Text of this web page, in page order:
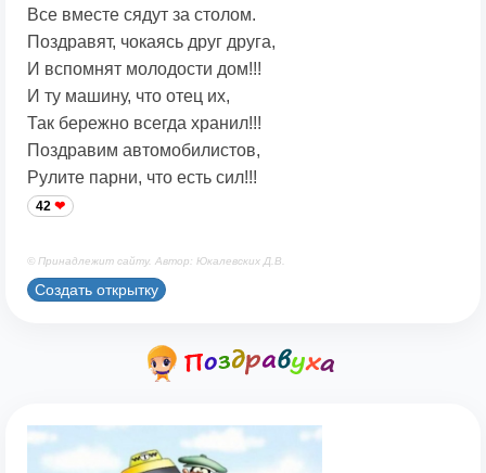
Все вместе сядут за столом.
Поздравят, чокаясь друг друга,
И вспомнят молодости дом!!!
И ту машину, что отец их,
Так бережно всегда хранил!!!
Поздравим автомобилистов,
Рулите парни, что есть сил!!!
42
© Принадлежит сайту. Автор: Юкалевских Д.В.
Создать открытку